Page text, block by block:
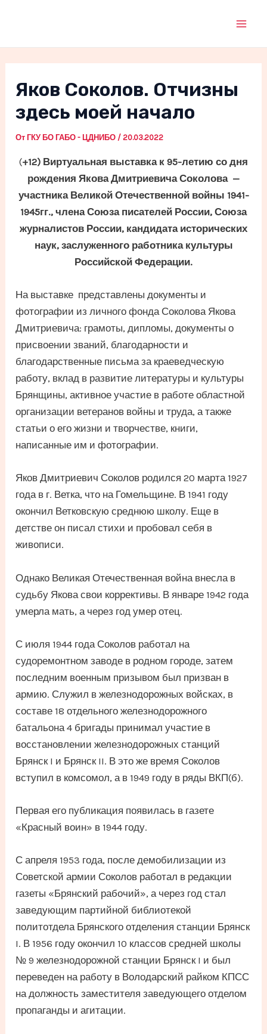
Яков Соколов. Отчизны
здесь моей начало
От ГКУ БО ГАБО - ЦДНИБО /20.03.2022
(+12) Виртуальная выставка к 95-летию со дня
рождения Якова Дмитриевича Соколова —
участника Великой Отечественной войны 1941-
1945гг., члена Союза писателей России, Союза
журналистов России, кандидата исторических
наук, заслуженного работника культуры
Российской Федерации.
На выставке представлены документы и
фотографии из личного фонда Соколова Якова
Дмитриевича: грамоты, дипломы, документы о
присвоении званий, благодарности и
благодарственные письма за краеведческую
работу, вклад в развитие литературы и культуры
Брянщины, активное участие в работе областной
организации ветеранов войны и труда, а также
статьи о его жизни и творчестве, книги,
написанные им и фотографии.
Яков Дмитриевич Соколов родился 20 марта 1927
года в г. Ветка, что на Гомельщине. В 1941 году
окончил Ветковскую среднюю школу. Еще в
детстве он писал стихи и пробовал себя в
живописи.
Однако Великая Отечественная война внесла в
судьбу Якова свои коррективы. В январе 1942 года
умерла мать, а через год умер отец.
С июля 1944 года Соколов работал на
судоремонтном заводе в родном городе, затем
последним военным призывом был призван в
армию. Служил в железнодорожных войсках, в
составе 18 отдельного железнодорожного
батальона 4 бригады принимал участие в
восстановлении железнодорожных станций
Брянск I и Брянск II. В это же время Соколов
вступил в комсомол, а в 1949 году в ряды ВКП(б).
Первая его публикация появилась в газете
«Красный воин» в 1944 году.
С апреля 1953 года, после демобилизации из
Советской армии Соколов работал в редакции
газеты «Брянский рабочий», а через год стал
заведующим партийной библиотекой
политотдела Брянского отделения станции Брянск
I. В 1956 году окончил 10 классов средней школы
№ 9 железнодорожной станции Брянск I и был
переведен на работу в Володарский райком КПСС
на должность заместителя заведующего отделом
пропаганды и агитации.